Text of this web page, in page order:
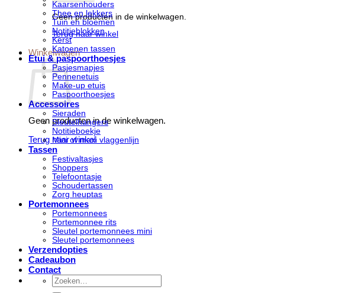
Geen producten in de winkelwagen.
Terug naar winkel
Winkelwagen
Geen producten in de winkelwagen.
Terug naar winkel
Kaarsenhouders
Thee en lekkers
Tuin en bloemen
Notitieblokken
Kerst
Katoenen tassen
Etui & paspoorthoesjes
Pasjesmapjes
Pennenetuis
Make-up etuis
Paspoorthoesjes
Accessoires
Sieraden
Sleutelhangers
Notitieboekje
Mini of maxi vlaggenlijn
Tassen
Festivaltasjes
Shoppers
Telefoontasje
Schoudertassen
Zorg heuptas
Portemonnees
Portemonnees
Portemonnee rits
Sleutel portemonnees mini
Sleutel portemonnees
Verzendopties
Cadeaubon
Contact
Zoeken
naar: